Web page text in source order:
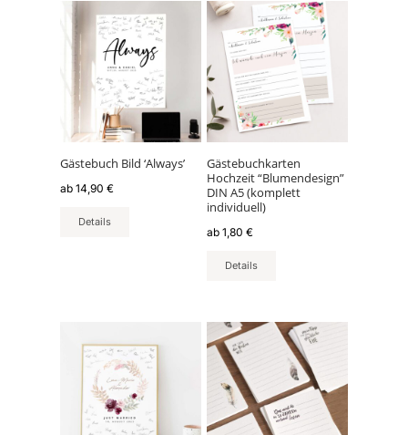
Gästebuch Bild ‘Always’
ab 14,90 €
Details
Dieses
Produkt
weist
mehrere
Varianten
auf.
Die
Optionen
können
auf
Produktseite
Gästebuchkarten
Hochzeit “Blumendesign”
DIN A5 (komplett
individuell)
ab1,80€
Details
Dieses
Produkt
weist
mehrere
Varianten
auf.
Die
Optionen
können
auf
der
gewählt
werden
Produkt
mehrere
Varianten